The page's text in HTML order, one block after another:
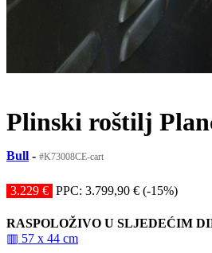
Plinski roštilj
Bull - #K73008CE-cart
3.229 € PPC: 3.799,90 € (-15%)
RASPOLOŽIVO U SLJEDEĆIM
▥ 57 x 44 cm